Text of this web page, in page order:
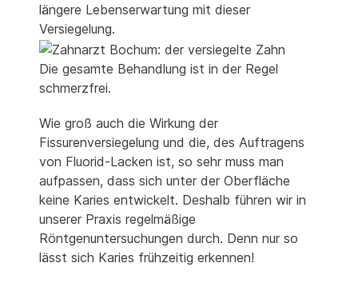
längere Lebenserwartung mit dieser
Versiegelung.
Die gesamte Behandlung ist in der Regel
schmerzfrei.
Wie groß auch die Wirkung der
Fissurenversiegelung und die, des Auftragens
von Fluorid-Lacken ist, so sehr muss man
aufpassen, dass sich unter der Oberfläche
keine Karies entwickelt. Deshalb führen wir in
unserer Praxis regelmäßige
Röntgenuntersuchungen durch. Denn nur so
lässt sich Karies frühzeitig erkennen!